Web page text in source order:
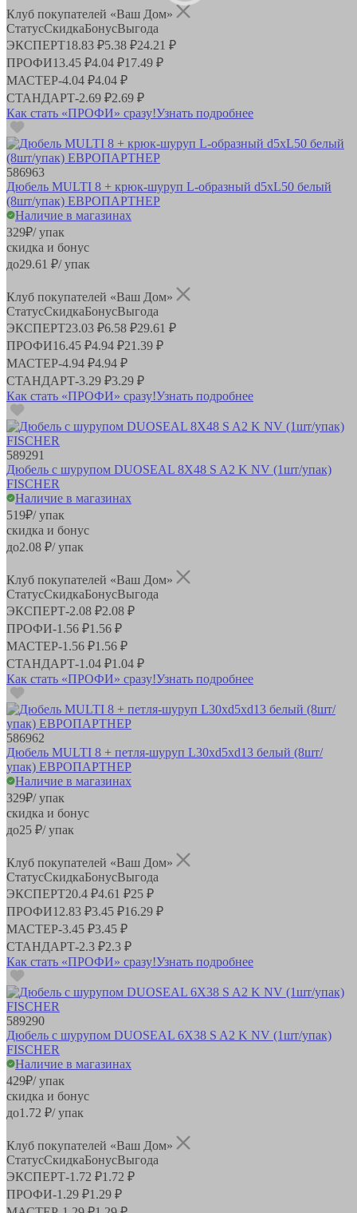
Клуб покупателей «Ваш Дом»
СтатусСкидкаБонусВыгода
ЭКСПЕРТ18.83 ₽5.38 ₽24.21 ₽
ПРОФИ13.45 ₽4.04 ₽17.49 ₽
МАСТЕР-4.04 ₽4.04 ₽
СТАНДАРТ-2.69 ₽2.69 ₽
Как стать «ПРОФИ» сразу!Узнать подробнее
586963
Дюбель MULTI 8 + крюк-шуруп L-образный d5хL50 белый
(8шт/упак) ЕВРОПАРТНЕР
Наличие в магазинах
329₽/ упак
скидка и бонус
до29.61 ₽/ упак
Клуб покупателей «Ваш Дом»
СтатусСкидкаБонусВыгода
ЭКСПЕРТ23.03 ₽6.58 ₽29.61 ₽
ПРОФИ16.45 ₽4.94 ₽21.39 ₽
МАСТЕР-4.94 ₽4.94 ₽
СТАНДАРТ-3.29 ₽3.29 ₽
Как стать «ПРОФИ» сразу!Узнать подробнее
589291
Дюбель с шурупом DUOSEAL 8X48 S A2 K NV (1шт/упак)
FISCHER
Наличие в магазинах
519₽/ упак
скидка и бонус
до2.08 ₽/ упак
Клуб покупателей «Ваш Дом»
СтатусСкидкаБонусВыгода
ЭКСПЕРТ-2.08 ₽2.08 ₽
ПРОФИ-1.56 ₽1.56 ₽
МАСТЕР-1.56 ₽1.56 ₽
СТАНДАРТ-1.04 ₽1.04 ₽
Как стать «ПРОФИ» сразу!Узнать подробнее
586962
Дюбель MULTI 8 + петля-шуруп L30хd5хd13 белый (8шт/
упак) ЕВРОПАРТНЕР
Наличие в магазинах
329₽/ упак
скидка и бонус
до25 ₽/ упак
Клуб покупателей «Ваш Дом»
СтатусСкидкаБонусВыгода
ЭКСПЕРТ20.4 ₽4.61 ₽25 ₽
ПРОФИ12.83 ₽3.45 ₽16.29 ₽
МАСТЕР-3.45 ₽3.45 ₽
СТАНДАРТ-2.3 ₽2.3 ₽
Как стать «ПРОФИ» сразу!Узнать подробнее
589290
Дюбель с шурупом DUOSEAL 6X38 S A2 K NV (1шт/упак)
FISCHER
Наличие в магазинах
429₽/ упак
скидка и бонус
до1.72 ₽/ упак
Клуб покупателей «Ваш Дом»
СтатусСкидкаБонусВыгода
ЭКСПЕРТ-1.72 ₽1.72 ₽
ПРОФИ-1.29 ₽1.29 ₽